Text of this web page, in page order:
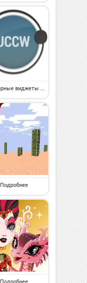
Подробнее
Подробнее